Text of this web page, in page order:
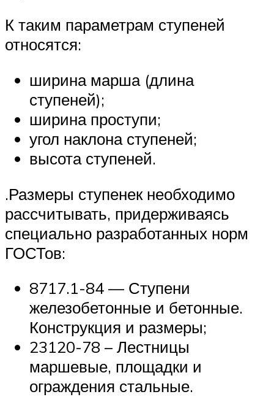
К таким параметрам ступеней
относятся:
ширина марша (длина
ступеней);
ширина проступи;
угол наклона ступеней;
высота ступеней.
.Размеры ступенек необходимо
рассчитывать, придерживаясь
специально разработанных норм
ГОСТов:
8717.1-84 — Ступени
железобетонные и бетонные.
Конструкция и размеры;
23120-78 – Лестницы
маршевые, площадки и
ограждения стальные.